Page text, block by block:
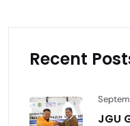
Recent
JGU